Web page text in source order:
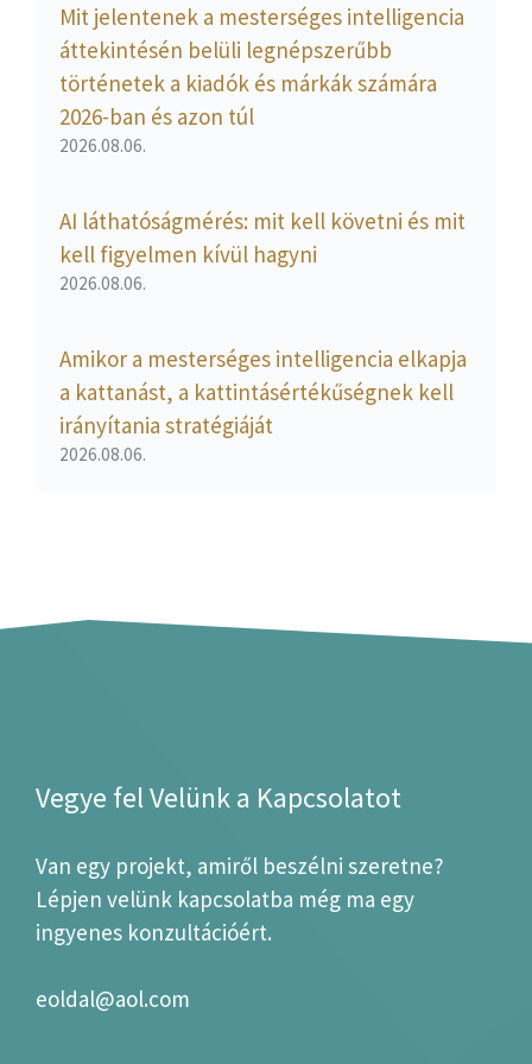
Mit jelentenek a mesterséges intelligencia
áttekintésén belüli legnépszerűbb
történetek a kiadók és márkák számára
2026-ban és azon túl
2026.08.06.
AI láthatóságmérés: mit kell követni és mit
kell figyelmen kívül hagyni
2026.08.06.
Amikor a mesterséges intelligencia elkapja
a kattanást, a kattintásértékűségnek kell
irányítania stratégiáját
2026.08.06.
Vegye fel Velünk a Kapcsolatot
Van egy projekt, amiről beszélni szeretne?
Lépjen velünk kapcsolatba még ma egy
ingyenes konzultációért.
eoldal@aol.com